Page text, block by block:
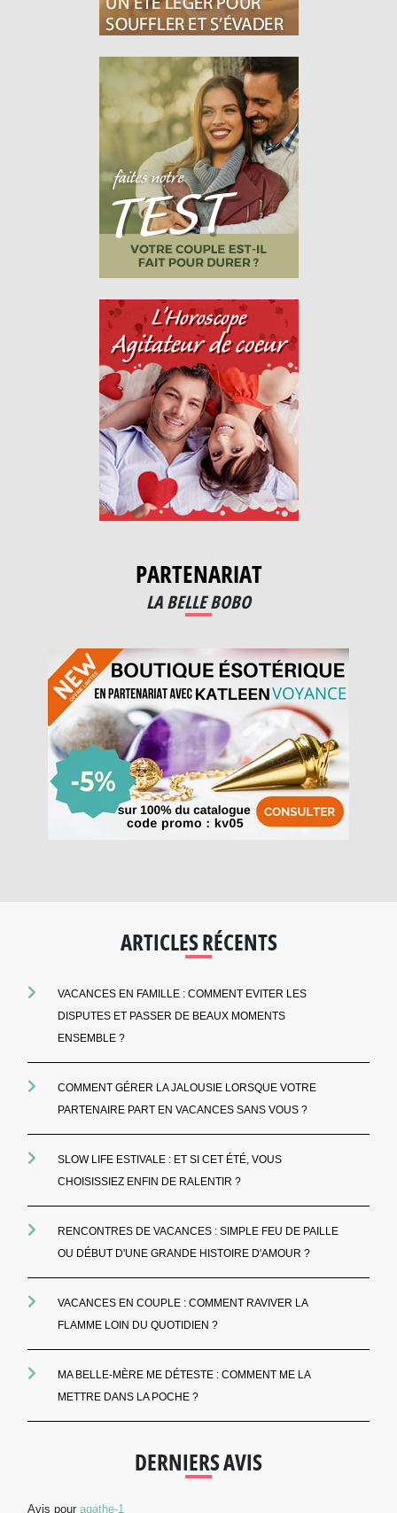
PARTENARIAT
LA BELLE BOBO
ARTICLES RÉCENTS
VACANCES EN FAMILLE : COMMENT EVITER LES
DISPUTES ET PASSER DE BEAUX MOMENTS
ENSEMBLE ?
COMMENT GÉRER LA JALOUSIE LORSQUE VOTRE
PARTENAIRE PART EN VACANCES SANS VOUS ?
SLOW LIFE ESTIVALE : ET SI CET ÉTÉ, VOUS
CHOISISSIEZ ENFIN DE RALENTIR ?
RENCONTRES DE VACANCES : SIMPLE FEU DE PAILLE
OU DÉBUT D'UNE GRANDE HISTOIRE D'AMOUR ?
VACANCES EN COUPLE : COMMENT RAVIVER LA
FLAMME LOIN DU QUOTIDIEN ?
MA BELLE-MÈRE ME DÉTESTE : COMMENT ME LA
METTRE DANS LA POCHE ?
DERNIERS AVIS